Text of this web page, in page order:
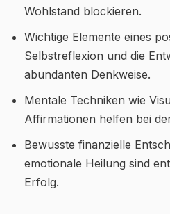
Wohlstand blockieren.
Wichtige Elemente eines
Selbstreflexion und die
abundanten Denkweise.
Mentale Techniken wie
Affirmationen helfen bei
Bewusste finanzielle
emotionale Heilung sind
Erfolg.